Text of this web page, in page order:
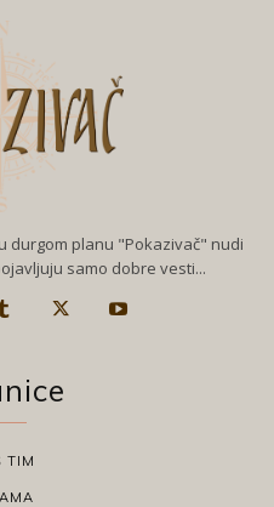
durgom planu "Pokazivač" nudi
samo dobre vesti...
TIM